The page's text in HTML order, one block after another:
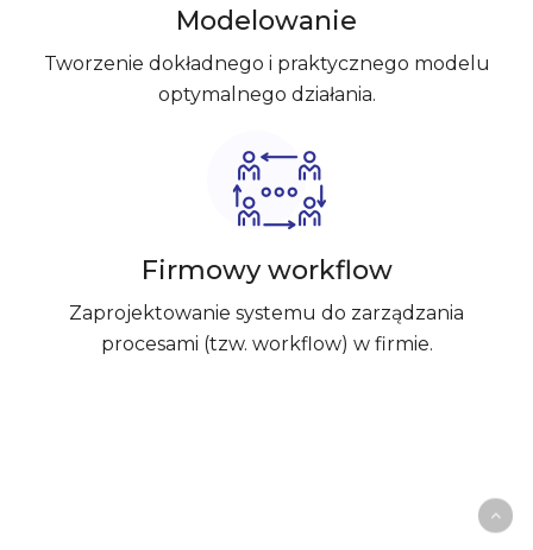
Modelowanie
Tworzenie dokładnego i praktycznego modelu
optymalnego działania.
Firmowy workflow
Zaprojektowanie systemu do zarządzania
procesami (tzw. workflow) w firmie.